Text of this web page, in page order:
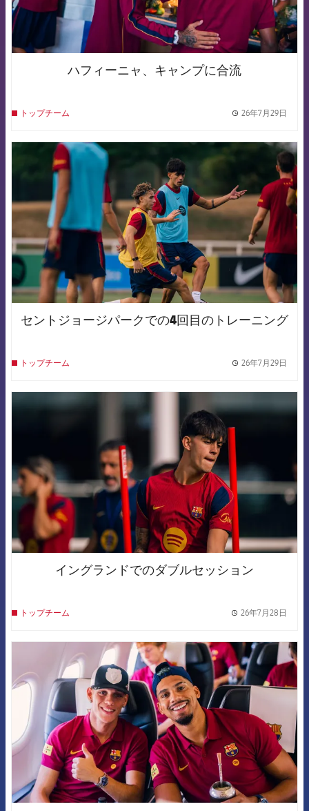
ハフィーニャ、キャンプに合流
トップチーム 26年7月29日
FCB Barcelona badge
セントジョージパークでの4回目のトレーニング
トップチーム 26年7月29日
イングランドでのダブルセッション
トップチーム 26年7月28日
FCB Barcelona badge